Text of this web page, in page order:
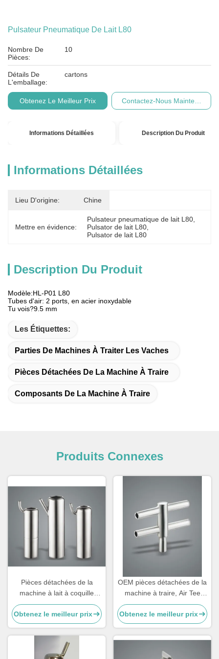
Pulsateur Pneumatique De Lait L80
Nombre De
Pièces:
10
Détails De
L'emballage:
cartons
Obtenez Le Meilleur Prix Contactez-Nous Maintenant
Informations Détaillées Description Du Produit
Informations Détaillées
Lieu D'origine: Chine
Mettre en évidence:
Pulsateur pneumatique de lait L80
Pulsator de lait L80
Pulsator de lait L80
Description Du Produit
Modèle:HL-P01 L80
Tubes d'air: 2 ports, en acier inoxydable
Tu vois?9.5 mm
Les Étiquettes:
Parties De Machines À Traiter Les Vaches
Pièces Détachées De La Machine À Traire
Composants De La Machine À Traire
Produits Connexes
Pièces détachées de la
machine à lait à coquille
250g personnalisables en
bouteille pour chèvre
Obtenez le meilleur prix
OEM pièces détachées de la
machine à traire, Air Tee
composants de la machine à
traire
Obtenez le meilleur prix